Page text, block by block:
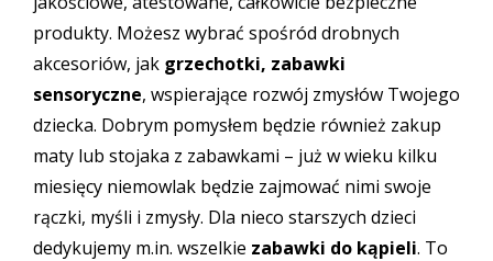
produkty. Możesz wybrać spośród drobnych
akcesoriów, jak grzechotki, zabawki
sensoryczne, wspierające rozwój zmysłów Twojego
dziecka. Dobrym pomysłem będzie również zakup
maty lub stojaka z zabawkami – już w wieku kilku
miesięcy niemowlak będzie zajmować nimi swoje
rączki, myśli i zmysły. Dla nieco starszych dzieci
dedykujemy m.in. wszelkie zabawki do kąpieli. To